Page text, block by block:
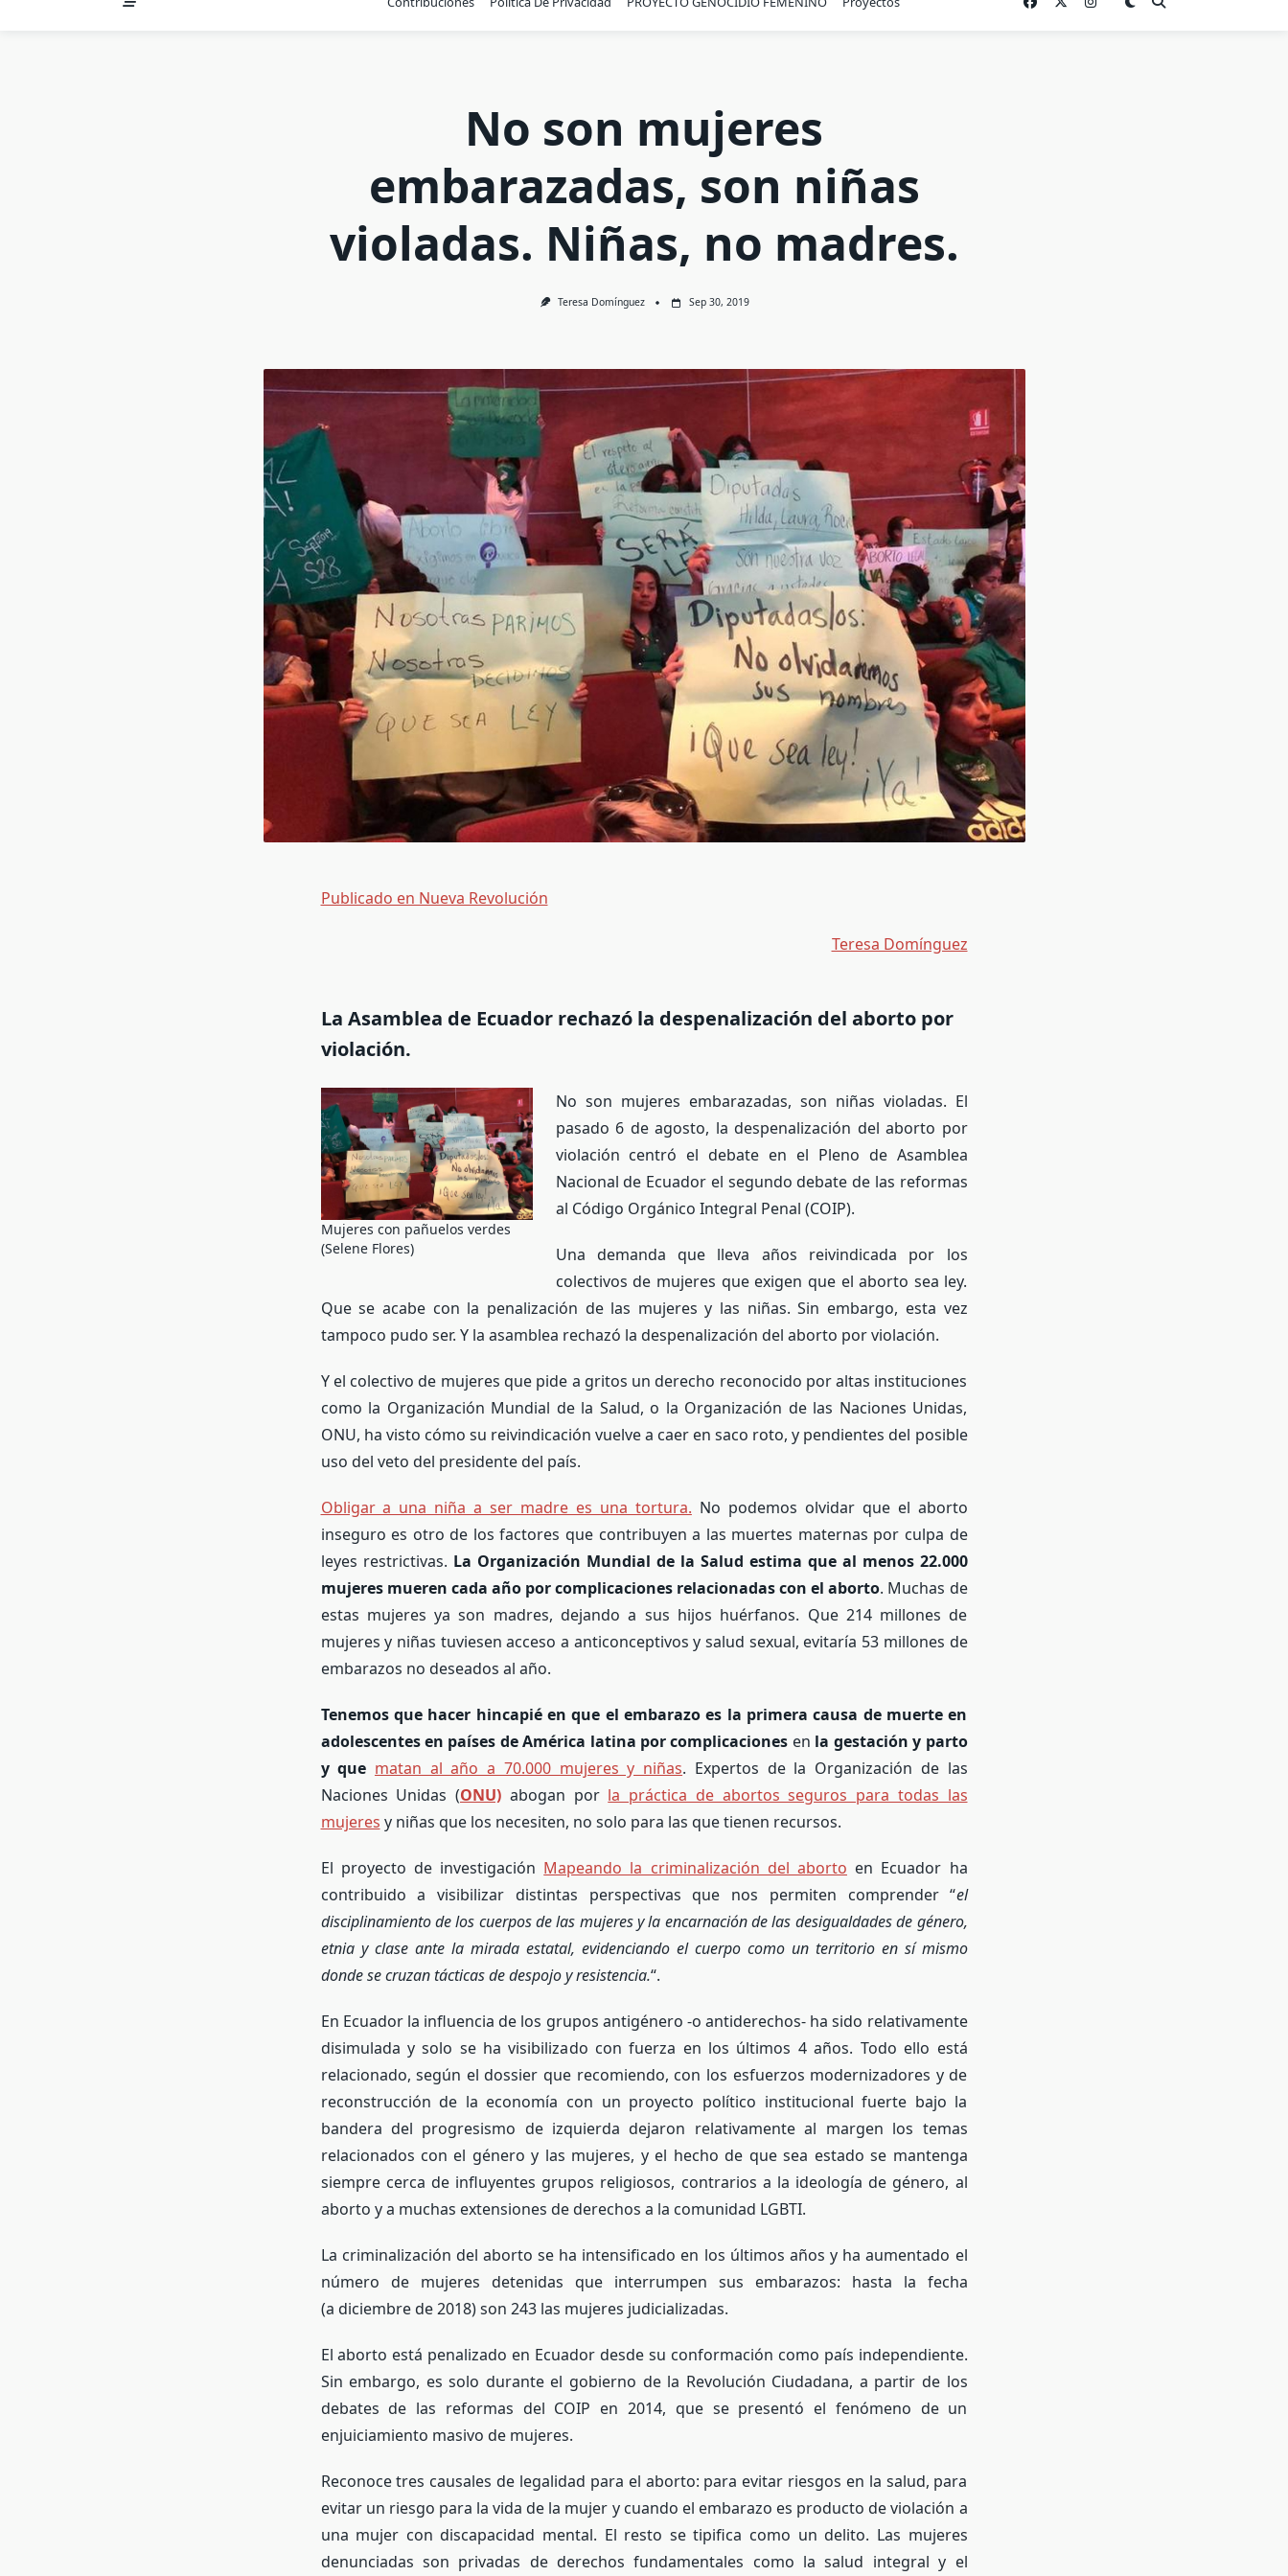
No son mujeres
embarazadas, son niñas
violadas. Niñas, no madres.
Teresa Domínguez Sep 30, 2019
Publicado en Nueva Revolución
Teresa Domínguez
La Asamblea de Ecuador rechazó la despenalización del aborto por
violación.
Mujeres con pañuelos verdes
(Selene Flores)
No son mujeres embarazadas, son niñas violadas. El
pasado 6 de agosto, la despenalización del aborto por
violación centró el debate en el Pleno de Asamblea
Nacional de Ecuador el segundo debate de las reformas
al Código Orgánico Integral Penal (COIP).
Una demanda que lleva años reivindicada por los
colectivos de mujeres que exigen que el aborto sea ley.
Que se acabe con la penalización de las mujeres y las niñas. Sin embargo, esta vez
tampoco pudo ser. Y la asamblea rechazó la despenalización del aborto por violación.
Y el colectivo de mujeres que pide a gritos un derecho reconocido por altas instituciones
como la Organización Mundial de la Salud, o la Organización de las Naciones Unidas,
ONU, ha visto cómo su reivindicación vuelve a caer en saco roto, y pendientes del posible
uso del veto del presidente del país.
Obligar a una niña a ser madre es una tortura. No podemos olvidar que el aborto
inseguro es otro de los factores que contribuyen a las muertes maternas por culpa de
leyes restrictivas. La Organización Mundial de la Salud estima que al menos 22.000
mujeres mueren cada año por complicaciones relacionadas con el aborto. Muchas de
estas mujeres ya son madres, dejando a sus hijos huérfanos. Que 214 millones de
mujeres y niñas tuviesen acceso a anticonceptivos y salud sexual, evitaría 53 millones de
embarazos no deseados al año.
Tenemos que hacer hincapié en que el embarazo es la primera causa de muerte en
adolescentes en países de América latina por complicaciones en la gestación y parto
y que matan al año a 70.000 mujeres y niñas. Expertos de la Organización de las
Naciones Unidas (ONU) abogan por la práctica de abortos seguros para todas las
mujeres y niñas que los necesiten, no solo para las que tienen recursos.
El proyecto de investigación Mapeando la criminalización del aborto en Ecuador ha
contribuido a visibilizar distintas perspectivas que nos permiten comprender “el
disciplinamiento de los cuerpos de las mujeres y la encarnación de las desigualdades de género,
etnia y clase ante la mirada estatal, evidenciando el cuerpo como un territorio en sí mismo
donde se cruzan tácticas de despojo y resistencia.“.
En Ecuador la influencia de los grupos antigénero -o antiderechos- ha sido relativamente
disimulada y solo se ha visibilizado con fuerza en los últimos 4 años. Todo ello está
relacionado, según el dossier que recomiendo, con los esfuerzos modernizadores y de
reconstrucción de la economía con un proyecto político institucional fuerte bajo la
bandera del progresismo de izquierda dejaron relativamente al margen los temas
relacionados con el género y las mujeres, y el hecho de que sea estado se mantenga
siempre cerca de influyentes grupos religiosos, contrarios a la ideología de género, al
aborto y a muchas extensiones de derechos a la comunidad LGBTI.
La criminalización del aborto se ha intensificado en los últimos años y ha aumentado el
número de mujeres detenidas que interrumpen sus embarazos: hasta la fecha
(a diciembre de 2018) son 243 las mujeres judicializadas.
El aborto está penalizado en Ecuador desde su conformación como país independiente.
Sin embargo, es solo durante el gobierno de la Revolución Ciudadana, a partir de los
debates de las reformas del COIP en 2014, que se presentó el fenómeno de un
enjuiciamiento masivo de mujeres.
Reconoce tres causales de legalidad para el aborto: para evitar riesgos en la salud, para
evitar un riesgo para la vida de la mujer y cuando el embarazo es producto de violación a
una mujer con discapacidad mental. El resto se tipifica como un delito. Las mujeres
denunciadas son privadas de derechos fundamentales como la salud integral y el